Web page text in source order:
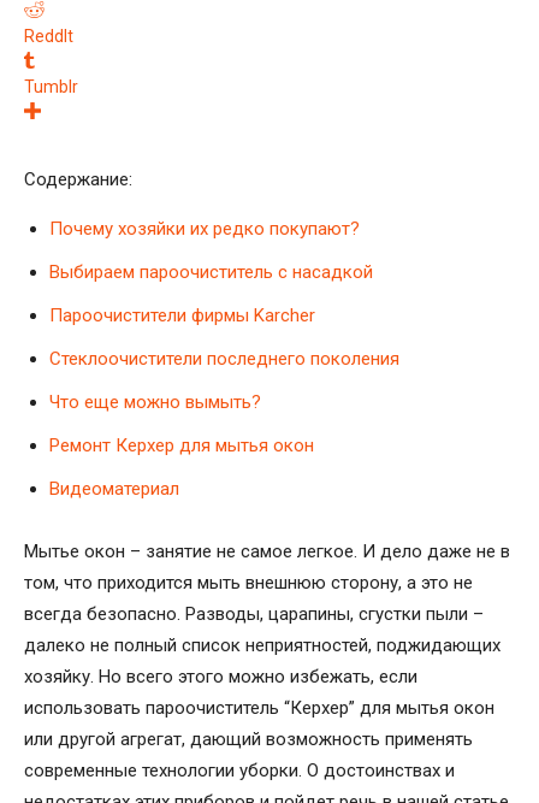
ReddIt
Tumblr
Содержание:
Почему хозяйки их редко покупают?
Выбираем пароочиститель с насадкой
Пароочистители фирмы Karcher
Стеклоочистители последнего поколения
Что еще можно вымыть?
Ремонт Керхер для мытья окон
Видеоматериал
Мытье окон – занятие не самое легкое. И дело даже не в
том, что приходится мыть внешнюю сторону, а это не
всегда безопасно. Разводы, царапины, сгустки пыли –
далеко не полный список неприятностей, поджидающих
хозяйку. Но всего этого можно избежать, если
использовать пароочиститель “Керхер” для мытья окон
или другой агрегат, дающий возможность применять
современные технологии уборки. О достоинствах и